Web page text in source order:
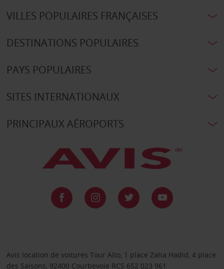
VILLES POPULAIRES FRANÇAISES
DESTINATIONS POPULAIRES
PAYS POPULAIRES
SITES INTERNATIONAUX
PRINCIPAUX AÉROPORTS
Avis location de voitures Tour Alto, 1 place Zaha Hadid, 4 place
des Saisons, 92400 Courbevoie RCS 652 023 961